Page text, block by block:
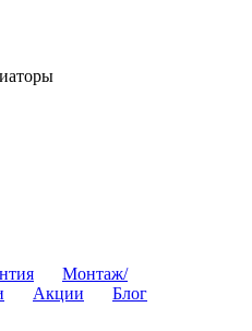
Монтаж/
Акции
Блог